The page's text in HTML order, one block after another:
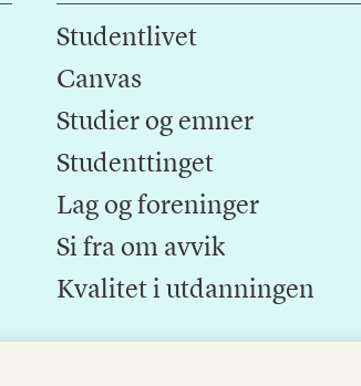
Studentlivet
Canvas
Studier og emner
Studenttinget
Lag og foreninger
Si fra om avvik
Kvalitet i utdanningen